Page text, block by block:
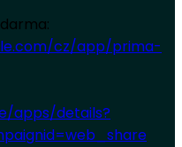
cz/app/prima-
apps/details?